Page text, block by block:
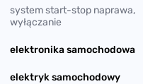
system start-stop naprawa,
wyłączanie
elektronika samochodowa
elektryk samochodowy